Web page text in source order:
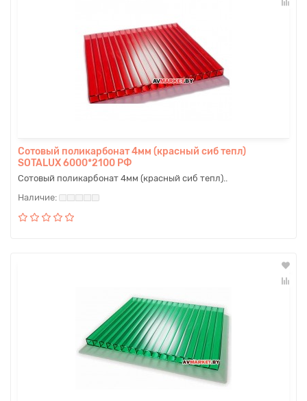
Сотовый поликарбонат 4мм (красный сиб тепл)
SOTALUX 6000*2100 РФ
Сотовый поликарбонат 4мм (красный сиб тепл)..